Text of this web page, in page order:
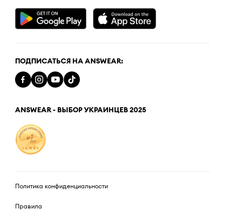
ПОДПИСАТЬСЯ НА ANSWEAR:
ANSWEAR - ВЫБОР УКРАИНЦЕВ 2025
Политика конфиденциальности
Правила